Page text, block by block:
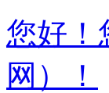
您好！
网）！